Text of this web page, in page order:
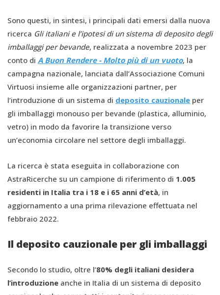
Sono questi, in sintesi, i principali dati emersi dalla nuova
ricerca Gli italiani e l’ipotesi di un sistema di deposito degli
imballaggi per bevande, realizzata a novembre 2023 per
conto di A Buon Rendere - Molto più di un vuoto, la
campagna nazionale, lanciata dall’Associazione Comuni
Virtuosi insieme alle organizzazioni partner, per
l’introduzione di un sistema di deposito cauzionale per
gli imballaggi monouso per bevande (plastica, alluminio,
vetro) in modo da favorire la transizione verso
un’economia circolare nel settore degli imballaggi.
La ricerca è stata eseguita in collaborazione con
AstraRicerche su un campione di riferimento di 1.005
residenti in Italia tra i 18 e i 65 anni d’età, in
aggiornamento a una prima rilevazione effettuata nel
febbraio 2022.
Il deposito cauzionale per gli imballaggi
Secondo lo studio, oltre l’80% degli italiani desidera
l’introduzione anche in Italia di un sistema di deposito